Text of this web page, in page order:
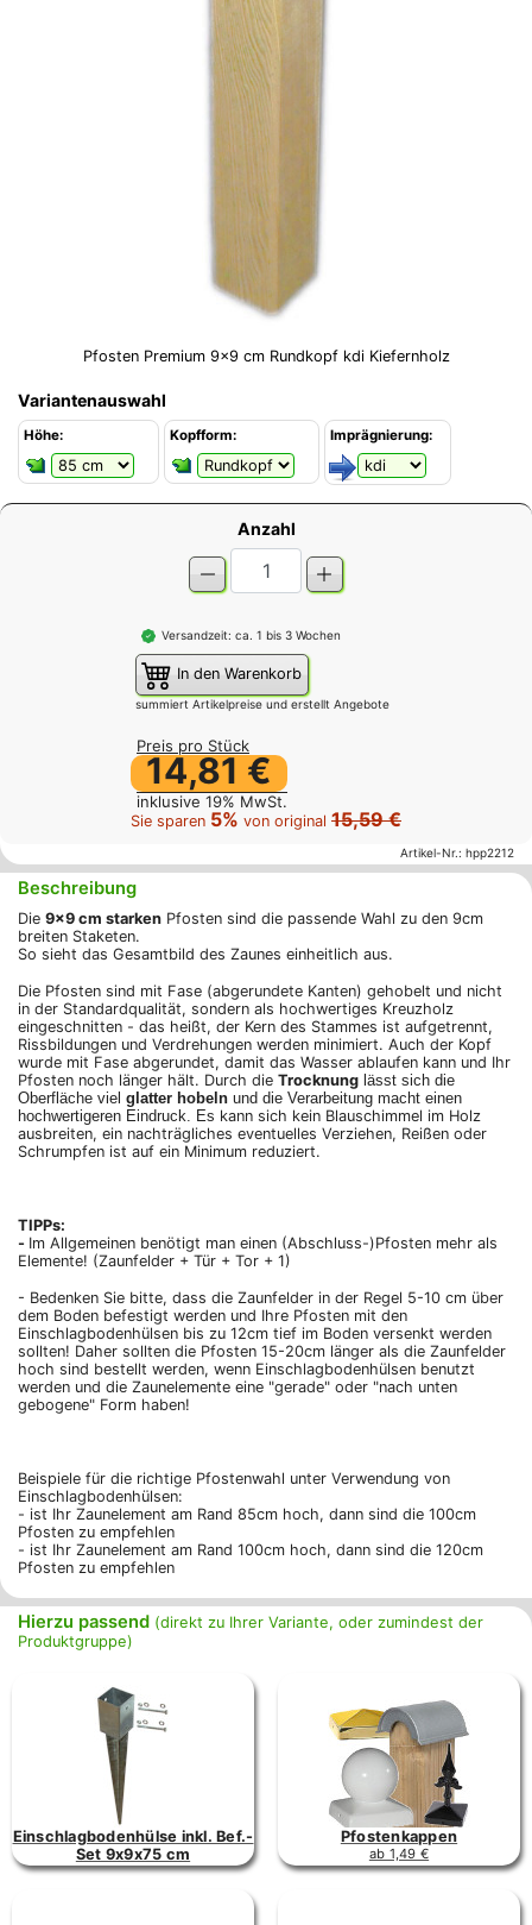
Pfosten Premium 9x9 cm Rundkopf kdi Kiefernholz
Variantenauswahl
Höhe: Kopfform: Imprägnierung:
Anzahl
Versandzeit: ca. 1 bis 3 Wochen
In den Warenkorb
summiert Artikelpreise und erstellt Angebote
Preis pro Stück
14,81 €
inklusive 19% MwSt.
Sie sparen 5% von original 15,59 €
Artikel-Nr.: hpp2212
Beschreibung
Die 9x9 cm starken Pfosten sind die passende Wahl zu den 9cm
breiten Staketen.
So sieht das Gesamtbild des Zaunes einheitlich aus.
Die Pfosten sind mit Fase (abgerundete Kanten) gehobelt und nicht
in der Standardqualität, sondern als hochwertiges Kreuzholz
eingeschnitten - das heißt, der Kern des Stammes ist aufgetrennt,
Rissbildungen und Verdrehungen werden minimiert. Auch der Kopf
wurde mit Fase abgerundet, damit das Wasser ablaufen kann und Ihr
Pfosten noch länger hält. Durch die Trocknung lässt sich die
Oberfläche viel glatter hobeln und die Verarbeitung macht einen
hochwertigeren Eindruck. Es kann sich kein Blauschimmel im Holz
ausbreiten, ein nachträgliches eventuelles Verziehen, Reißen oder
Schrumpfen ist auf ein Minimum reduziert.
TIPPs:
- Im Allgemeinen benötigt man einen (Abschluss-)Pfosten mehr als
Elemente! (Zaunfelder + Tür + Tor + 1)
- Bedenken Sie bitte, dass die Zaunfelder in der Regel 5-10 cm über
dem Boden befestigt werden und Ihre Pfosten mit den
Einschlagbodenhülsen bis zu 12cm tief im Boden versenkt werden
sollten! Daher sollten die Pfosten 15-20cm länger als die Zaunfelder
hoch sind bestellt werden, wenn Einschlagbodenhülsen benutzt
werden und die Zaunelemente eine "gerade" oder "nach unten
gebogene" Form haben!
Beispiele für die richtige Pfostenwahl unter Verwendung von
Einschlagbodenhülsen:
- ist Ihr Zaunelement am Rand 85cm hoch, dann sind die 100cm
Pfosten zu empfehlen
- ist Ihr Zaunelement am Rand 100cm hoch, dann sind die 120cm
Pfosten zu empfehlen
Hierzu passend (direkt zu Ihrer Variante, oder zumindest der
Produktgruppe)
Einschlagbodenhülse inkl. Bef.-
Set 9x9x75 cm
Pfostenkappen
ab 1,49 €